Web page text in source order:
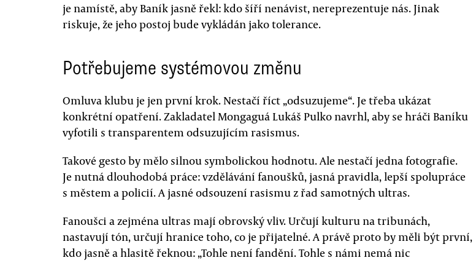
je namístě, aby Baník jasně řekl: kdo šíří nenávist, nereprezentuje nás. Jinak
riskuje, že jeho postoj bude vykládán jako tolerance.
Potřebujeme systémovou změnu
Omluva klubu je jen první krok. Nestačí říct „odsuzujeme“. Je třeba ukázat
konkrétní opatření. Zakladatel Mongaguá Lukáš Pulko navrhl, aby se hráči Baníku
vyfotili s transparentem odsuzujícím rasismus.
Takové gesto by mělo silnou symbolickou hodnotu. Ale nestačí jedna fotografie.
Je nutná dlouhodobá práce: vzdělávání fanoušků, jasná pravidla, lepší spolupráce
s městem a policií. A jasné odsouzení rasismu z řad samotných ultras.
Fanoušci a zejména ultras mají obrovský vliv. Určují kulturu na tribunách,
nastavují tón, určují hranice toho, co je přijatelné. A právě proto by měli být první,
kdo jasně a hlasitě řeknou: „Tohle není fandění. Tohle s námi nemá nic